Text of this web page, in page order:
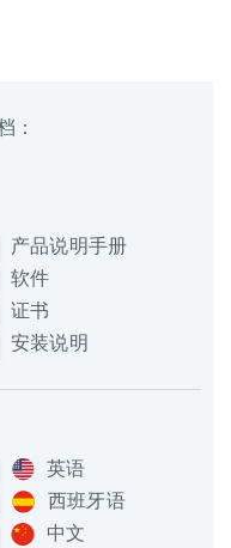
：
产品说明手册
软件
证书
安装说明
英语
西班牙语
中文